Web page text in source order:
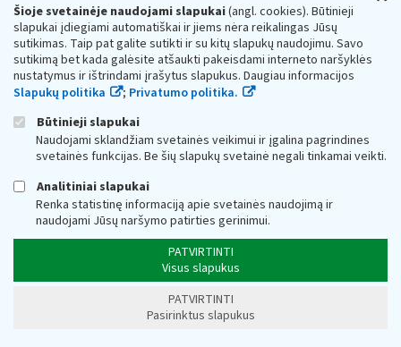
Šioje svetainėje naudojami slapukai(angl. cookies). Būtinieji
slapukai įdiegiami automatiškai ir jiems nėra reikalingas Jūsų
sutikimas. Taip pat galite sutikti ir su kitų slapukų naudojimu. Savo
sutikimą bet kada galėsite atšaukti pakeisdami interneto naršyklės
nustatymus ir ištrindami įrašytus slapukus. Daugiau informacijos
Slapukų politika
; Privatumo politika.
Būtinieji slapukai
Naudojami sklandžiam svetainės veikimui ir įgalina pagrindines
svetainės funkcijas. Be šių slapukų svetainė negali tinkamai veikti.
Analitiniai slapukai
Renka statistinę informaciją apie svetainės naudojimą ir
naudojami Jūsų naršymo patirties gerinimui.
PATVIRTINTI
Visus slapukus
PATVIRTINTI
Pasirinktus slapukus
Prieššventinę dieną - viena valanda trumpiau.
Kiekvieno mėnesio antrą penktadienį 8.00 val. - 12.00 val.
Paklausimas perMano VMI
Respublikos finansų ministerijos
Biudžetinė įstaiga. Juridinio asmens kodas — 188659752,
adresas: Vasario 16-osios g. 14, 01107 Vilnius, Lietuva, el.paštas:
, E. pristatymo dėžutės adresas 188659752
Duomenys apie Valstybinę mokesčių inspekciją prie Lietuvos
Respublikos finansų ministerijos kaupiami ir saugomi Juridinių